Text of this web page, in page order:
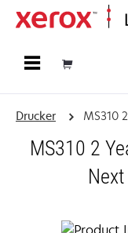
Drucker MS310
MS310 2